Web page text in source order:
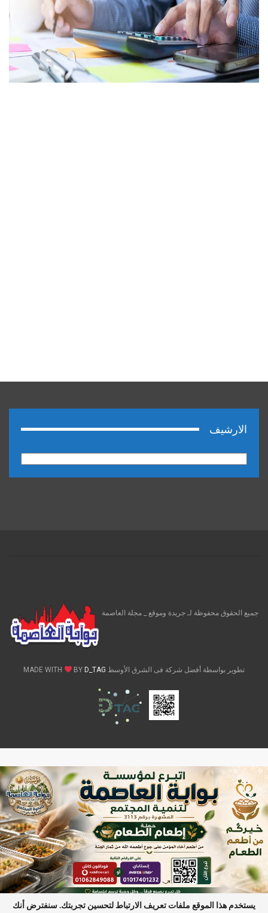
الارشيف
جميع الحقوق محفوظة لـ جريدة وموقع _ مجلة العاصمة
تطوير بواسطة أفضل شركة فى الشرق الأوسط MADE WITH BY D_TAG
يستخدم هذا الموقع ملفات تعريف الارتباط لتحسين تجربتك. سنفترض أنك